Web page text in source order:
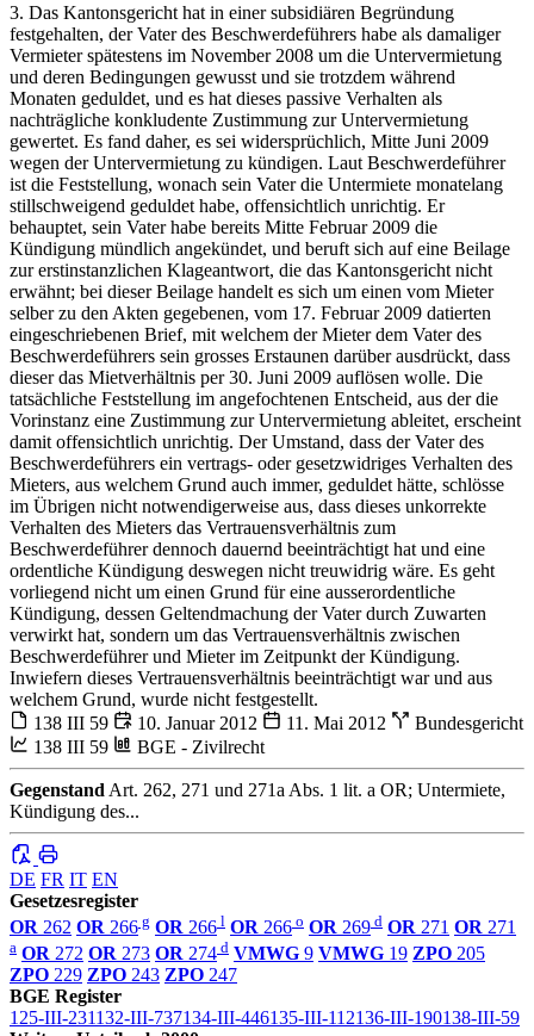
3. Das Kantonsgericht hat in einer subsidiären Begründung
festgehalten, der Vater des Beschwerdeführers habe als damaliger
Vermieter spätestens im November 2008 um die Untervermietung
und deren Bedingungen gewusst und sie trotzdem während
Monaten geduldet, und es hat dieses passive Verhalten als
nachträgliche konkludente Zustimmung zur Untervermietung
gewertet. Es fand daher, es sei widersprüchlich, Mitte Juni 2009
wegen der Untervermietung zu kündigen. Laut Beschwerdeführer
ist die Feststellung, wonach sein Vater die Untermiete monatelang
stillschweigend geduldet habe, offensichtlich unrichtig. Er
behauptet, sein Vater habe bereits Mitte Februar 2009 die
Kündigung mündlich angekündet, und beruft sich auf eine Beilage
zur erstinstanzlichen Klageantwort, die das Kantonsgericht nicht
erwähnt; bei dieser Beilage handelt es sich um einen vom Mieter
selber zu den Akten gegebenen, vom 17. Februar 2009 datierten
eingeschriebenen Brief, mit welchem der Mieter dem Vater des
Beschwerdeführers sein grosses Erstaunen darüber ausdrückt, dass
dieser das Mietverhältnis per 30. Juni 2009 auflösen wolle. Die
tatsächliche Feststellung im angefochtenen Entscheid, aus der die
Vorinstanz eine Zustimmung zur Untervermietung ableitet, erscheint
damit offensichtlich unrichtig. Der Umstand, dass der Vater des
Beschwerdeführers ein vertrags- oder gesetzwidriges Verhalten des
Mieters, aus welchem Grund auch immer, geduldet hätte, schlösse
im Übrigen nicht notwendigerweise aus, dass dieses unkorrekte
Verhalten des Mieters das Vertrauensverhältnis zum
Beschwerdeführer dennoch dauernd beeinträchtigt hat und eine
ordentliche Kündigung deswegen nicht treuwidrig wäre. Es geht
vorliegend nicht um einen Grund für eine ausserordentliche
Kündigung, dessen Geltendmachung der Vater durch Zuwarten
verwirkt hat, sondern um das Vertrauensverhältnis zwischen
Beschwerdeführer und Mieter im Zeitpunkt der Kündigung.
Inwiefern dieses Vertrauensverhältnis beeinträchtigt war und aus
welchem Grund, wurde nicht festgestellt.
138 III 59
10. Januar 2012 11. Mai 2012
Bundesgericht
138 III 59
BGE - Zivilrecht
Gegenstand Art. 262, 271 und 271a Abs. 1 lit. a OR; Untermiete,
Kündigung des...
DE FR IT EN
Gesetzesregister
OR 262 OR 266 g OR 266 l OR 266 o OR 269 d OR 271 OR 271
a OR 272 OR 273 OR 274 d VMWG 9 VMWG 19 ZPO 205
ZPO 229 ZPO 243 ZPO 247
BGE Register
125-III-231132-III-737134-III-446135-III-112136-III-190138-III-59